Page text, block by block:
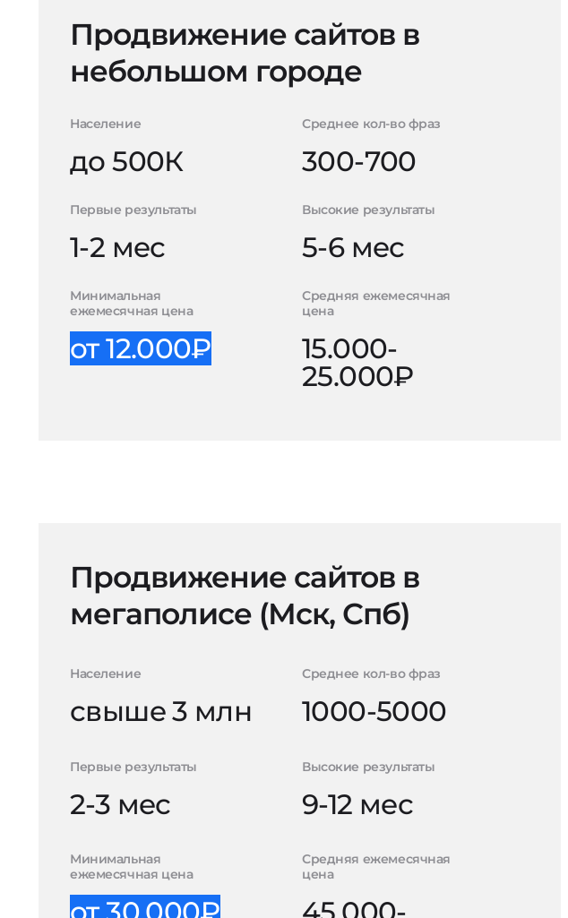
Продвижение сайтов в
небольшом городе
Население
до 500К
Среднее кол-во фраз
300-700
Первые результаты
1-2 мес
Высокие результаты
5-6 мес
Минимальная
ежемесячная цена
от 12.000₽
Средняя ежемесячная
цена
15.000-
25.000₽
Продвижение сайтов в
мегаполисе (Мск, Спб)
Население
свыше 3 млн
Среднее кол-во фраз
1000-5000
Первые результаты
2-3 мес
Высокие результаты
9-12 мес
Минимальная
ежемесячная цена
Средняя ежемесячная
цена